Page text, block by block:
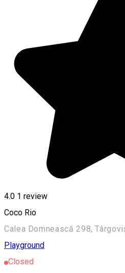
4.0 1 review
Coco Rio
Calea Domnească 298,
Playground
Closed